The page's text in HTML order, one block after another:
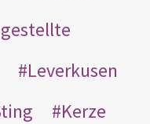
Leverkusen
Kerze